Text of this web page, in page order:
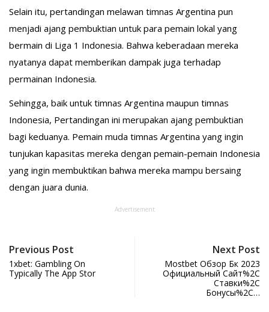
Selain itu, pertandingan melawan timnas Argentina pun
menjadi ajang pembuktian untuk para pemain lokal yang
bermain di Liga 1 Indonesia. Bahwa keberadaan mereka
nyatanya dapat memberikan dampak juga terhadap
permainan Indonesia.
Sehingga, baik untuk timnas Argentina maupun timnas
Indonesia, Pertandingan ini merupakan ajang pembuktian
bagi keduanya. Pemain muda timnas Argentina yang ingin
tunjukan kapasitas mereka dengan pemain-pemain Indonesia
yang ingin membuktikan bahwa mereka mampu bersaing
dengan juara dunia.
Advertisement
Previous Post
‎1xbet: Gambling On
Typically The App Stor
Next Post
Mostbet Обзор Бк 2023
Официальный Сайт%2C
Ставки%2C
Бонусы%2C…